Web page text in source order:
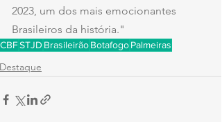
2023, um dos mais emocionantes
Brasileiros da história."
CBFSTJD BrasileirãoBotafogoPalmeiras
Destaque